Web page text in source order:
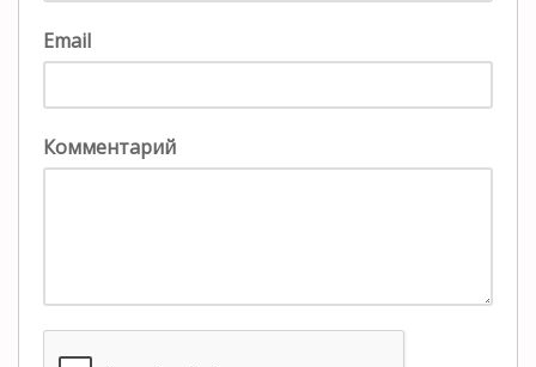
Email
Комментарий